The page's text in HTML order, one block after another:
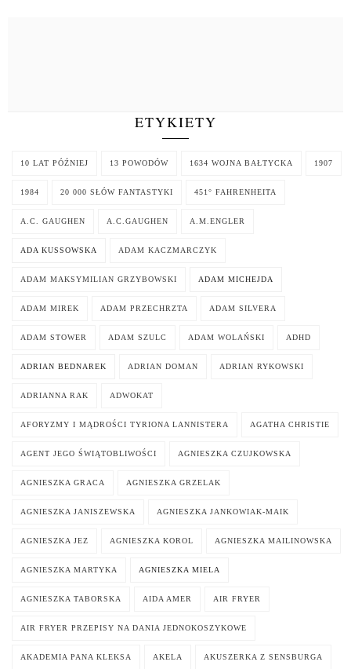
ETYKIETY
10 LAT PÓŹNIEJ 13 POWODÓW 1634 WOJNA BAŁTYCKA 1907
1984 20 000 SŁÓW FANTASTYKI 451° FAHRENHEITA
A.C. GAUGHEN A.C.GAUGHEN A.M.ENGLER
ADA KUSSOWSKA ADAM KACZMARCZYK
ADAM MAKSYMILIAN GRZYBOWSKI ADAM MICHEJDA
ADAM MIREK ADAM PRZECHRZTA ADAM SILVERA
ADAM STOWER ADAM SZULC ADAM WOLAŃSKI ADHD
ADRIAN BEDNAREK ADRIAN DOMAN ADRIAN RYKOWSKI
ADRIANNA RAK ADWOKAT
AFORYZMY I MĄDROŚCI TYRIONA LANNISTERA AGATHA CHRISTIE
AGENT JEGO ŚWIĄTOBLIWOŚCI AGNIESZKA CZUJKOWSKA
AGNIESZKA GRACA AGNIESZKA GRZELAK
AGNIESZKA JANISZEWSKA AGNIESZKA JANKOWIAK-MAIK
AGNIESZKA JEZ AGNIESZKA KOROL AGNIESZKA MAILINOWSKA
AGNIESZKA MARTYKA AGNIESZKA MIELA
AGNIESZKA TABORSKA AIDA AMER AIR FRYER
AIR FRYER PRZEPISY NA DANIA JEDNOKOSZYKOWE
AKADEMIA PANA KLEKSA AKELA AKUSZERKA Z SENSBURGA